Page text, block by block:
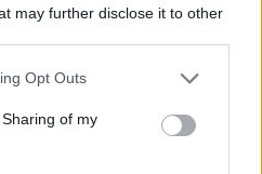
may further disclose it to other
app uses one or more Google
behaviour. You may click to
and its third-party tags to
purposes in below Google
Opt Outs
of my
kép!